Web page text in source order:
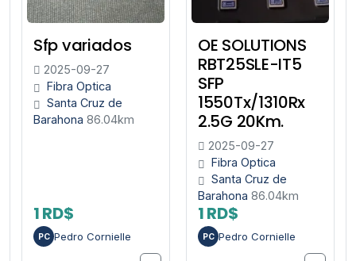
Sfp variados
2025-09-27
Fibra Optica
Santa Cruz de
Barahona 86.04km
1 RD$
PC Pedro Cornielle
OE SOLUTIONS
RBT25SLE-IT5
SFP
1550Tx/1310Rx
2.5G 20Km.
2025-09-27
Fibra Optica
Santa Cruz de
Barahona 86.04km
1 RD$
PC Pedro Cornielle